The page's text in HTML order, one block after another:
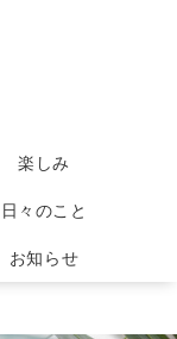
楽しみ
日々のこと
お知らせ